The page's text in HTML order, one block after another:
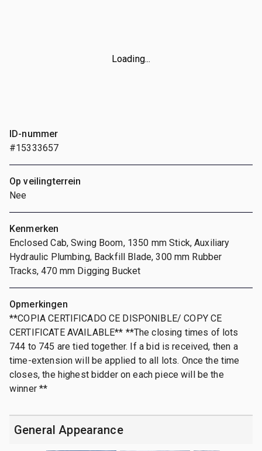
Loading...
ID-nummer
#15333657
Op veilingterrein
Nee
Kenmerken
Enclosed Cab, Swing Boom, 1350 mm Stick, Auxiliary
Hydraulic Plumbing, Backfill Blade, 300 mm Rubber
Tracks, 470 mm Digging Bucket
Opmerkingen
**COPIA CERTIFICADO CE DISPONIBLE/ COPY CE
CERTIFICATE AVAILABLE** **The closing times of lots
744 to 745 are tied together. If a bid is received, then a
time-extension will be applied to all lots. Once the time
closes, the highest bidder on each piece will be the
winner **
General Appearance